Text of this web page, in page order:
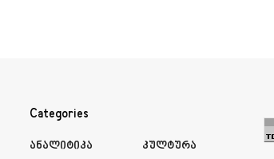
Categories
Ანალიტიკა
Კულტურა